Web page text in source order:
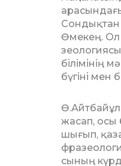
Сондықтан
Өмекең. Ол
білімінің
бүгіні
жасап, осы
шығып,
сының